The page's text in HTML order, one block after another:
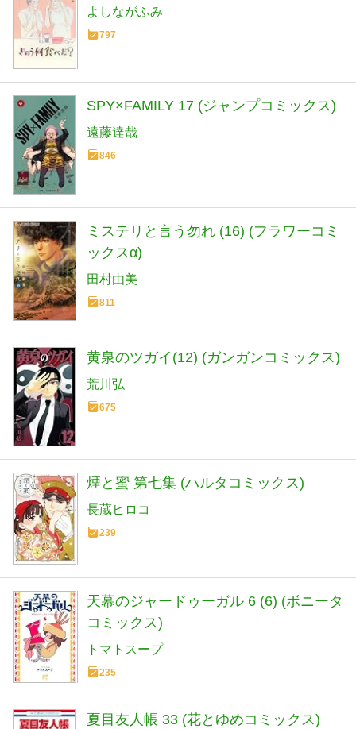
よしながふみ
797
SPY×FAMILY 17 (ジャンプコミックス)
遠藤達哉
846
ミステリと言う勿れ (16) (フラワーコミ
ックスα)
田村由美
811
黄泉のツガイ(12) (ガンガンコミックス)
荒川弘
675
煙と蜜 第七集 (ハルタコミックス)
長蔵ヒロコ
239
天幕のジャードゥーガル 6 (6) (ボニータ
コミックス)
トマトスープ
235
夏目友人帳 33 (花とゆめコミックス)